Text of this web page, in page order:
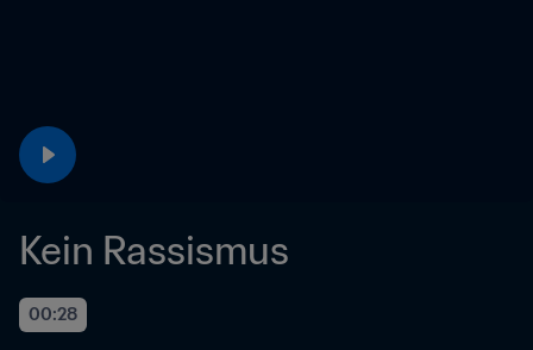
Kein Rassismus
00:28